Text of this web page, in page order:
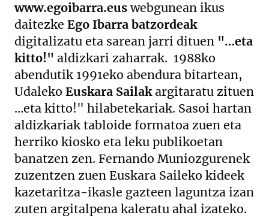
www.egoibarra.euswebgunean ikus
daitezke Ego Ibarra batzordeak
digitalizatu eta sarean jarri dituen "…eta
kitto!" aldizkari zaharrak. 1988ko
abendutik 1991eko abendura bitartean,
Udaleko Euskara Sailakargitaratu zituen
...eta kitto!" hilabetekariak. Sasoi hartan
aldizkariak tabloide formatoa zuen eta
herriko kiosko eta leku publikoetan
banatzen zen. Fernando Muniozgurenek
zuzentzen zuen Euskara Saileko kideek
kazetaritza-ikasle gazteen laguntza izan
zuten argitalpena kaleratu ahal izateko.